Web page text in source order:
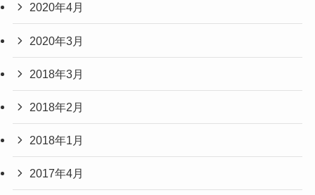
2020年4月
2020年3月
2018年3月
2018年2月
2018年1月
2017年4月